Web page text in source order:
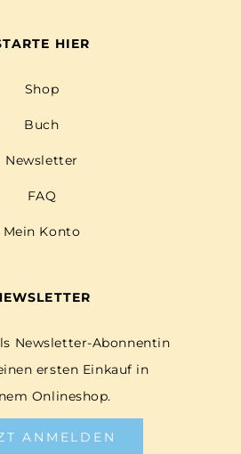
HIER
Shop
Buch
Newsletter
FAQ
Mein Konto
Newsletter-Abonnentin
ersten Einkauf in
Onlineshop.
ANMELDEN